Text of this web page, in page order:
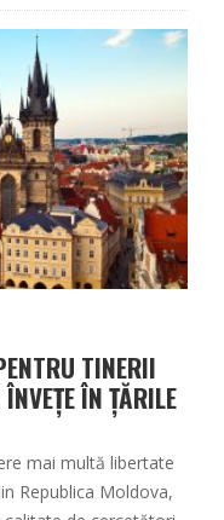
TINERII
ÎN ȚĂRILE
mai multă libertate
Republica Moldova,